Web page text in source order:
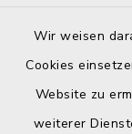
Wir weisen
Cookies
Website zu
weiterer